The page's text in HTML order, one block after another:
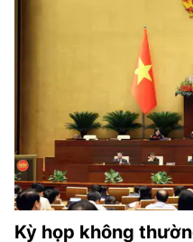
Kỳ họp không